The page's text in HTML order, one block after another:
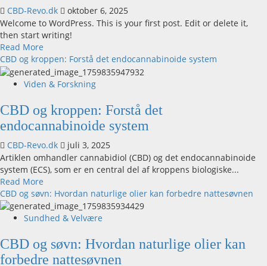
CBD-Revo.dk
oktober 6, 2025
Welcome to WordPress. This is your first post. Edit or delete it,
then start writing!
Read More
more
about
Hello
CBD og kroppen: Forstå det endocannabinoide system
Viden & Forskning
CBD og kroppen: Forstå det
endocannabinoide system
CBD-Revo.dk
juli 3, 2025
Artiklen omhandler cannabidiol (CBD) og det endocannabinoide
system (ECS), som er en central del af kroppens biologiske...
Read More
more
about
CBD
kroppen:
Forstå
CBD og søvn: Hvordan naturlige olier kan forbedre nattesøvnen
Sundhed & Velvære
CBD og søvn: Hvordan naturlige olier kan
forbedre nattesøvnen